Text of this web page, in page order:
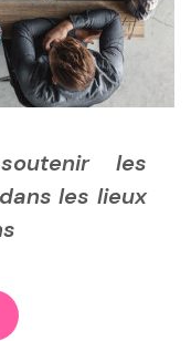
les
les lieux